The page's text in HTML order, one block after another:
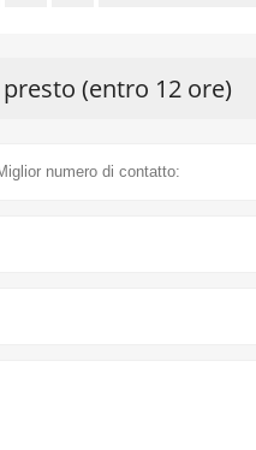
(entro 12 ore)